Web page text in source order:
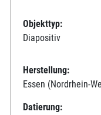
Objekttyp:
Diapositiv
Herstellung:
Essen (Nordrhein-
Datierung: